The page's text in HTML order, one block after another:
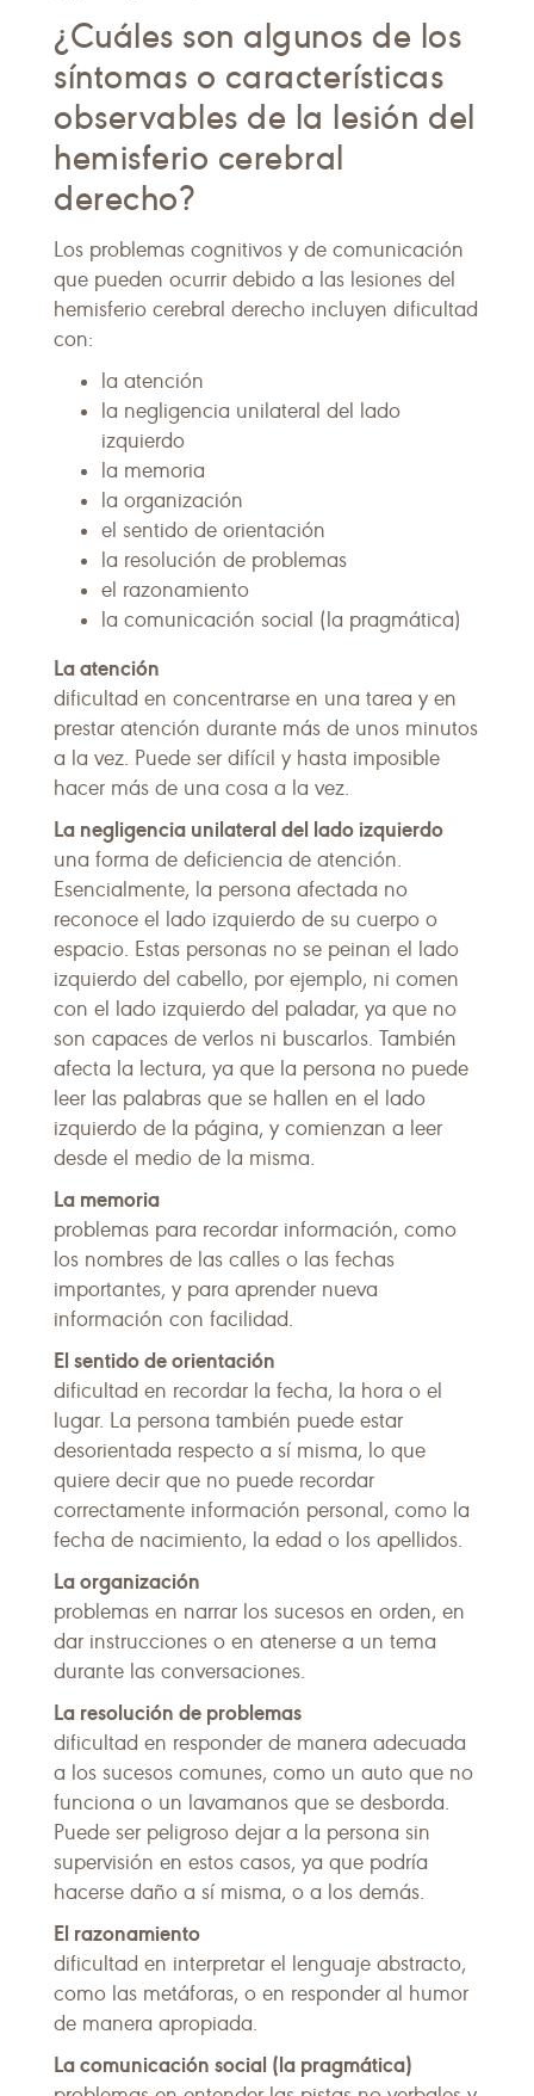
¿Cuáles son algunos de los
síntomas o características
observables de la lesión del
hemisferio cerebral
derecho?
Los problemas cognitivos y de comunicación
que pueden ocurrir debido a las lesiones del
hemisferio cerebral derecho incluyen dificultad
con:
la atención
la negligencia unilateral del lado
izquierdo
la memoria
la organización
el sentido de orientación
la resolución de problemas
el razonamiento
la comunicación social (la pragmática)
La atención
dificultad en concentrarse en una tarea y en
prestar atención durante más de unos minutos
a la vez. Puede ser difícil y hasta imposible
hacer más de una cosa a la vez.
La negligencia unilateral del lado izquierdo
una forma de deficiencia de atención.
Esencialmente, la persona afectada no
reconoce el lado izquierdo de su cuerpo o
espacio. Estas personas no se peinan el lado
izquierdo del cabello, por ejemplo, ni comen
con el lado izquierdo del paladar, ya que no
son capaces de verlos ni buscarlos. También
afecta la lectura, ya que la persona no puede
leer las palabras que se hallen en el lado
izquierdo de la página, y comienzan a leer
desde el medio de la misma.
La memoria
problemas para recordar información, como
los nombres de las calles o las fechas
importantes, y para aprender nueva
información con facilidad.
El sentido de orientación
dificultad en recordar la fecha, la hora o el
lugar. La persona también puede estar
desorientada respecto a sí misma, lo que
quiere decir que no puede recordar
correctamente información personal, como la
fecha de nacimiento, la edad o los apellidos.
La organización
problemas en narrar los sucesos en orden, en
dar instrucciones o en atenerse a un tema
durante las conversaciones.
La resolución de problemas
dificultad en responder de manera adecuada
a los sucesos comunes, como un auto que no
funciona o un lavamanos que se desborda.
Puede ser peligroso dejar a la persona sin
supervisión en estos casos, ya que podría
hacerse daño a sí misma, o a los demás.
El razonamiento
dificultad en interpretar el lenguaje abstracto,
como las metáforas, o en responder al humor
de manera apropiada.
La comunicación social (la pragmática)